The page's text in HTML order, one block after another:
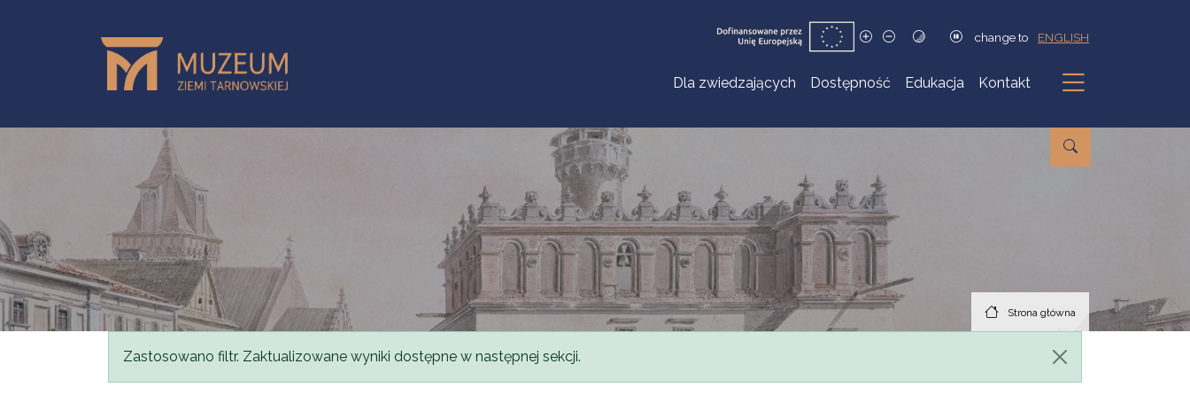
change to ENGLISH
Dla zwiedzających Dostępność Edukacja Kontakt
Podmenu
Strona główna
Komunikat
Zastosowano filtr. Zaktualizowane wyniki dostępne w następnej sekcji.